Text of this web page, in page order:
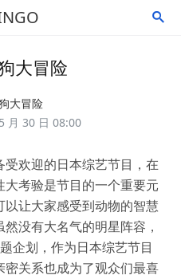

大冒险
大冒险
月 30 日 08:00
受欢迎的日本综艺节目，在
考验是节目的一个重要元
让大家感受到动物的智慧
没有大名气的明星阵容，
企划，作为日本综艺节目
关系也成为了观众们最喜